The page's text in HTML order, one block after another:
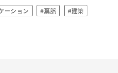
ーション #葉脈
#建築